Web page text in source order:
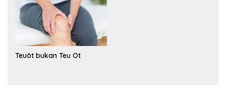
Teuöt bukan Teu Ot